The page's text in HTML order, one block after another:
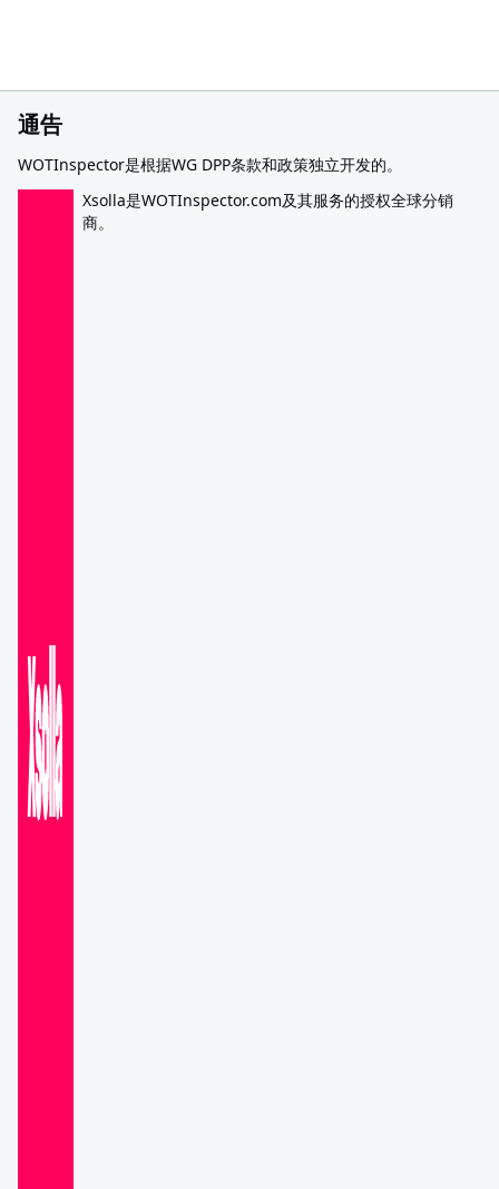
通告
WOTInspector是根据WG DPP条款和政策独立开发的。
Xsolla是WOTInspector.com及其服务的授权全球分销
商。